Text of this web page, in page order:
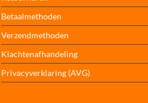
Betaalmethoden
Verzendmethoden
Klachtenafhandeling
Privacyverklaring (AVG)